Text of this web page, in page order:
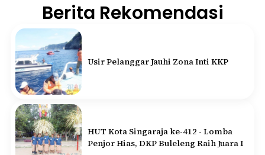
Berita Rekomendasi
Usir Pelanggar Jauhi Zona Inti KKP
HUT Kota Singaraja ke-412 - Lomba
Penjor Hias, DKP Buleleng Raih Juara I